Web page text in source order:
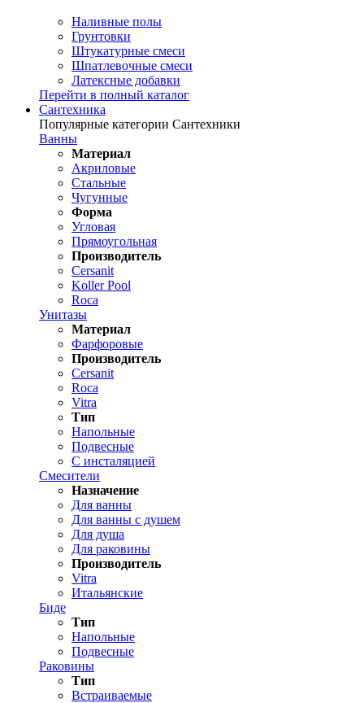
Наливные полы
Грунтовки
Штукатурные смеси
Шпатлевочные смеси
Латексные добавки
Перейти в полный каталог
Сантехника
Популярные категории Сантехники
Ванны
Материал
Акриловые
Стальные
Чугунные
Форма
Угловая
Прямоугольная
Производитель
Cersanit
Koller Pool
Roca
Унитазы
Материал
Фарфоровые
Производитель
Cersanit
Roca
Vitra
Тип
Напольные
Подвесные
С инсталяцией
Смесители
Назначение
Для ванны
Для ванны с душем
Для душа
Для раковины
Производитель
Vitra
Итальянские
Биде
Тип
Напольные
Подвесные
Раковины
Тип
Встраиваемые